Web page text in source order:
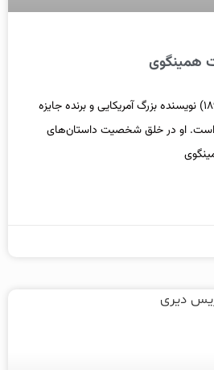
همینگوی
ارنست همینگوی (۱۹۶۱-۱۸۹۹) نویسنده بزرگ آمریکایی و برنده جایزه
نوبل ادبیات در سال ۱۹۵۴ است. او در خلق شخصیت‌ داستان‌های